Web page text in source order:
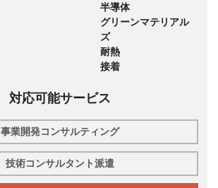
半導体
グリーンマテリアル
ズ
耐熱
接着
対応可能サービス
事業開発コンサルティング
技術コンサルタント派遣